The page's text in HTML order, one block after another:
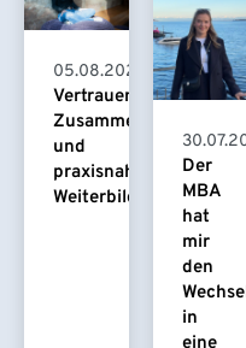
05.08.2026
Vertrauensvolle
Zusammenarbeit
und
praxisnahe
Weiterbildung
Der
MBA
hat
mir
den
in